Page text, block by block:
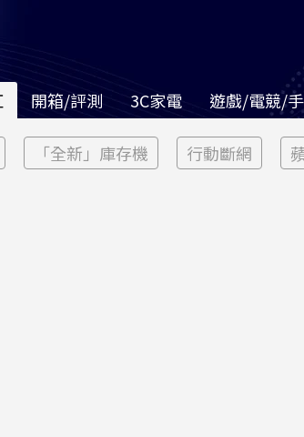
開箱/評測 3C家電 遊戲/電競/
「全新」庫存機 行動斷網